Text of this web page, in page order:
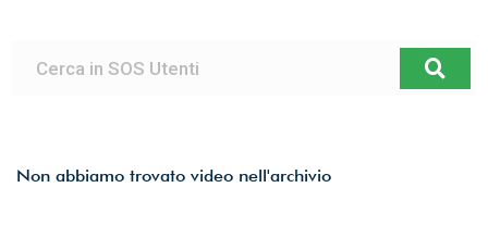
Non abbiamo trovato video nell'archivio